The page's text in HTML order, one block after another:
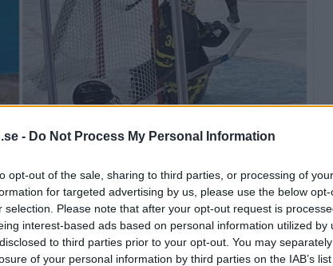
- Do Not Process My Personal Information
opt-out of the sale, sharing to third parties, or processing of
for targeted advertising by us, please use the below
selection. Please note that after your opt-out request is
interest-based ads based on personal information utilized by
to third parties prior to your opt-out. You may
of your personal information by third parties on the IAB’s
det dags för bronsmatch mot Schweiz i Santa Giulia
spännande drabbning som inleddes med en mållös
tog ledningen med 1–0 genom backgiganten Mira
assistpoäng. Schweiz, som dessförinnan brände en
hittade rätt bakom Ebba Svensson Träff.